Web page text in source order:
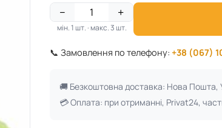
− +
мін. 1 шт. · макс. 3 шт.
📞 Замовлення по телефону: +38 (067)
🚚 Безкоштовна доставка: Нова Пошта,
💳 Оплата: при отриманні, Privat24,